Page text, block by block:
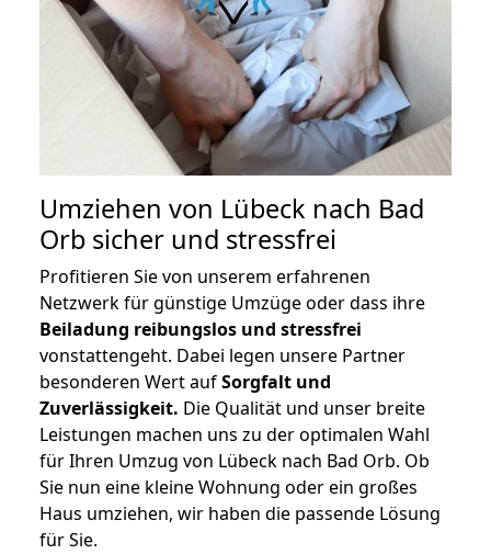
Umziehen von Lübeck nach Bad
Orb sicher und stressfrei
Profitieren Sie von unserem erfahrenen
Netzwerk für günstige Umzüge oder dass ihre
Beiladung reibungslos und stressfrei
vonstattengeht. Dabei legen unsere Partner
besonderen Wert aufSorgfalt und
Zuverlässigkeit. Die Qualität und unser breite
Leistungen machen uns zu der optimalen Wahl
für Ihren Umzug von Lübeck nach Bad Orb. Ob
Sie nun eine kleine Wohnung oder ein großes
Haus umziehen, wir haben die passende Lösung
für Sie.